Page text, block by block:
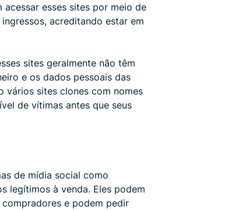
esses sites por meio de
acreditando estar em
sites geralmente não têm
e os dados pessoais das
vários sites clones com nomes
de vítimas antes que seus
de mídia social como
legítimos à venda. Eles podem
e podem pedir